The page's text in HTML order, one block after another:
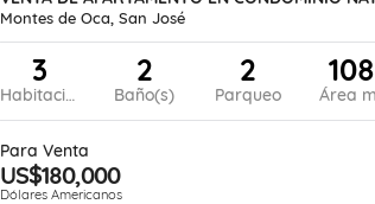
Montes de Oca, San José
3
Habitaciones
2
Baño(s)
2
Parqueo
108
Área m
Para Venta
US$180,000
Dólares Americanos